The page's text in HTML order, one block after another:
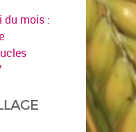
du mois :